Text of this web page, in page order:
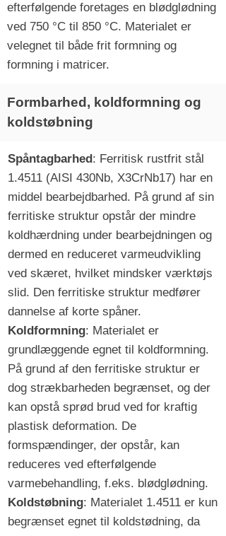
efterfølgende foretages en blødglødning
ved 750 °C til 850 °C. Materialet er
velegnet til både frit formning og
formning i matricer.
Formbarhed, koldformning og
koldstøbning
Spåntagbarhed: Ferritisk rustfrit stål
1.4511 (AISI 430Nb, X3CrNb17) har en
middel bearbejdbarhed. På grund af sin
ferritiske struktur opstår der mindre
koldhærdning under bearbejdningen og
dermed en reduceret varmeudvikling
ved skæret, hvilket mindsker værktøjs
slid. Den ferritiske struktur medfører
dannelse af korte spåner.
Koldformning: Materialet er
grundlæggende egnet til koldformning.
På grund af den ferritiske struktur er
dog strækbarheden begrænset, og der
kan opstå sprød brud ved for kraftig
plastisk deformation. De
formspændinger, der opstår, kan
reduceres ved efterfølgende
varmebehandling, f.eks. blødglødning.
Koldstøbning: Materialet 1.4511 er kun
begrænset egnet til koldstødning, da